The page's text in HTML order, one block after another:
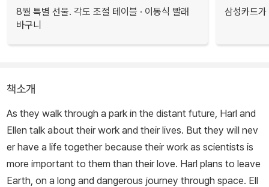
8월 특별 선물. 각도 조절 테이블 · 이동식 빨래
바구니
삼성카드
책소개
As they walk through a park in the distant future, Harl and
Ellen talk about their work and their lives. But they will nev
er have a life together because their work as scientists is
more important to them than their love. Harl plans to leave
Earth, on a long and dangerous journey through space. Ell